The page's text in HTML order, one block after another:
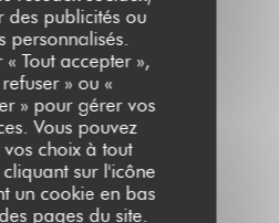
des publicités ou
personnalisés.
« Tout accepter »,
» ou «
» pour gérer vos
Vous pouvez
choix à tout
sur l'icône
un cookie en bas
pages du site.
mer, Produits frais, Cuisine